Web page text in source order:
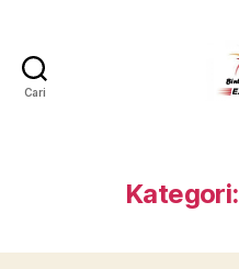
Cari
Kategori: